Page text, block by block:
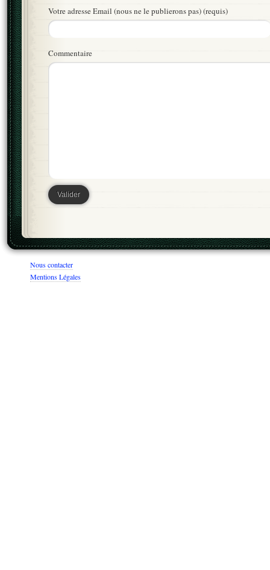
Votre adresse Email (nous ne le publierons pas) (requis)
Commentaire
Nous contacter
Mentions Légales